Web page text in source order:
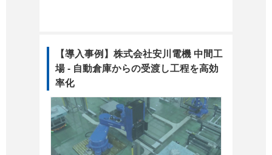
【導入事例】株式会社安川電機 中間工
場 - 自動倉庫からの受渡し工程を高効
率化